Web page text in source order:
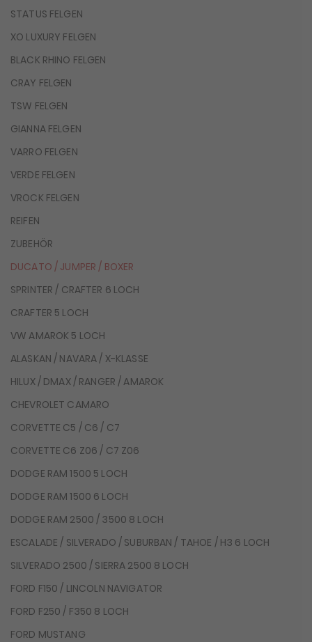
STATUS FELGEN
XO LUXURY FELGEN
BLACK RHINO FELGEN
CRAY FELGEN
TSW FELGEN
GIANNA FELGEN
VARRO FELGEN
VERDE FELGEN
VROCK FELGEN
REIFEN
ZUBEHÖR
DUCATO / JUMPER / BOXER
SPRINTER / CRAFTER 6 LOCH
CRAFTER 5 LOCH
VW AMAROK 5 LOCH
ALASKAN / NAVARA / X-KLASSE
HILUX / DMAX / RANGER / AMAROK
CHEVROLET CAMARO
CORVETTE C5 / C6 / C7
CORVETTE C6 Z06 / C7 Z06
DODGE RAM 1500 5 LOCH
DODGE RAM 1500 6 LOCH
DODGE RAM 2500 / 3500 8 LOCH
ESCALADE / SILVERADO / SUBURBAN / TAHOE / H3 6 LOCH
SILVERADO 2500 / SIERRA 2500 8 LOCH
FORD F150 / LINCOLN NAVIGATOR
FORD F250 / F350 8 LOCH
FORD MUSTANG